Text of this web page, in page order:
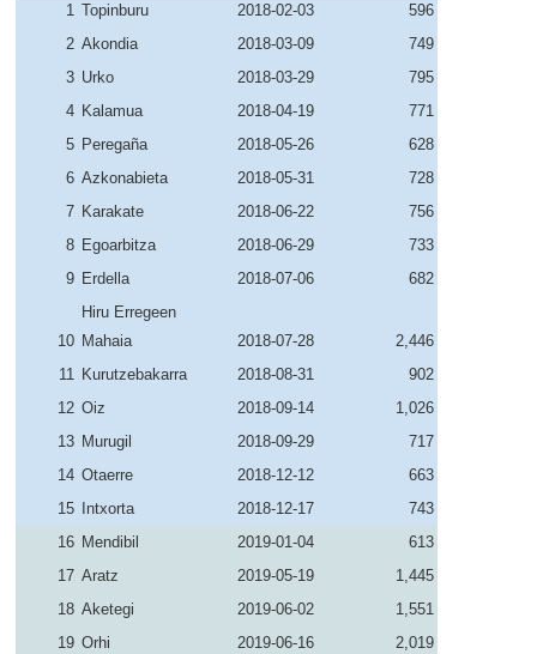
1 Topinburu 2018-02-03
596
2 Akondia 2018-03-09
749
3 Urko 2018-03-29
795
4 Kalamua 2018-04-19
771
5 Peregaña 2018-05-26
628
6 Azkonabieta 2018-05-31
728
7 Karakate 2018-06-22
756
8 Egoarbitza 2018-06-29
733
9 Erdella 2018-07-06 682
10
Hiru Erregeen
Mahaia
2018-07-28
2,446
11 Kurutzebakarra 2018-08-31
902
12 Oiz 2018-09-14
1,026
13 Murugil 2018-09-29
717
14 Otaerre 2018-12-12
663
15
Intxorta 2018-12-17
743
16 Mendibil 2019-01-04
613
17 Aratz 2019-05-19
1,445
18 Aketegi 2019-06-02
1,551
19 Orhi 2019-06-16 2,019